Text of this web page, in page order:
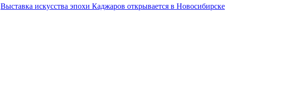
Выставка искусства эпохи Каджаров открывается в Новосибирске